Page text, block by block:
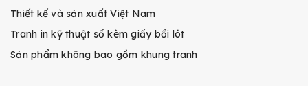
Thiết kế và sản xuất Việt Nam
Tranh in kỹ thuật số kèm giấy bồi lót
Sản phẩm không bao gồm khung tranh